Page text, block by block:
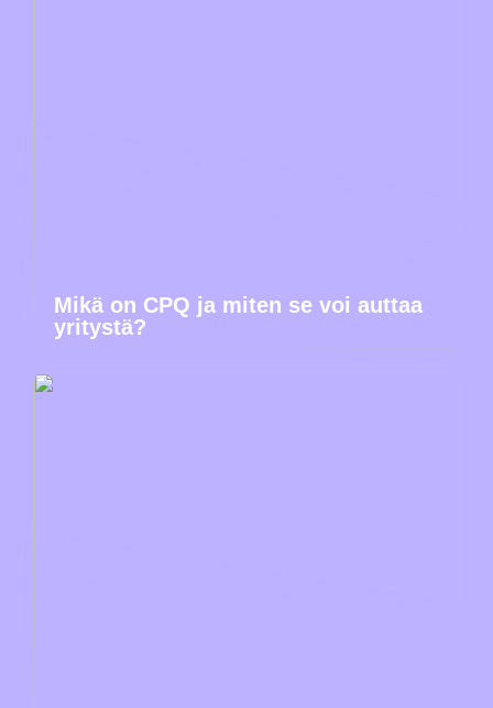
Mikä on CPQ ja miten se voi auttaa
yritystä?